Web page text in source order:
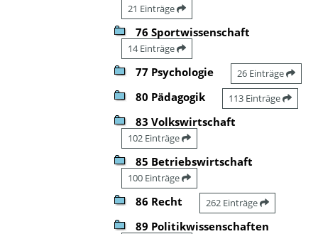
21 Einträge
76 Sportwissenschaft
14 Einträge
77 Psychologie 26 Einträge
80 Pädagogik 113 Einträge
83 Volkswirtschaft
102 Einträge
85 Betriebswirtschaft
100 Einträge
86 Recht 262 Einträge
89 Politikwissenschaften